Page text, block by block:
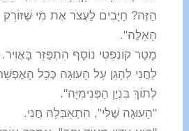
הַזֶּה? חַיָּבִים לַעֲצֹר אֶת מִי
הָאֵלֶּה".
מָטָר קוֹנְפֵטִי נוֹסָף הִתְפַּזֵּר בָּאֲוִיר.
לַחֲנִי לְהָגֵן עַל הָעוּגָה כְּכָל
לְתוֹךְ בִּנְיַן הַפְּנִימִיָּה".
"הָעוּגָה שֶׁלִּי", הִתְאַבְּלָה חֲנִי.